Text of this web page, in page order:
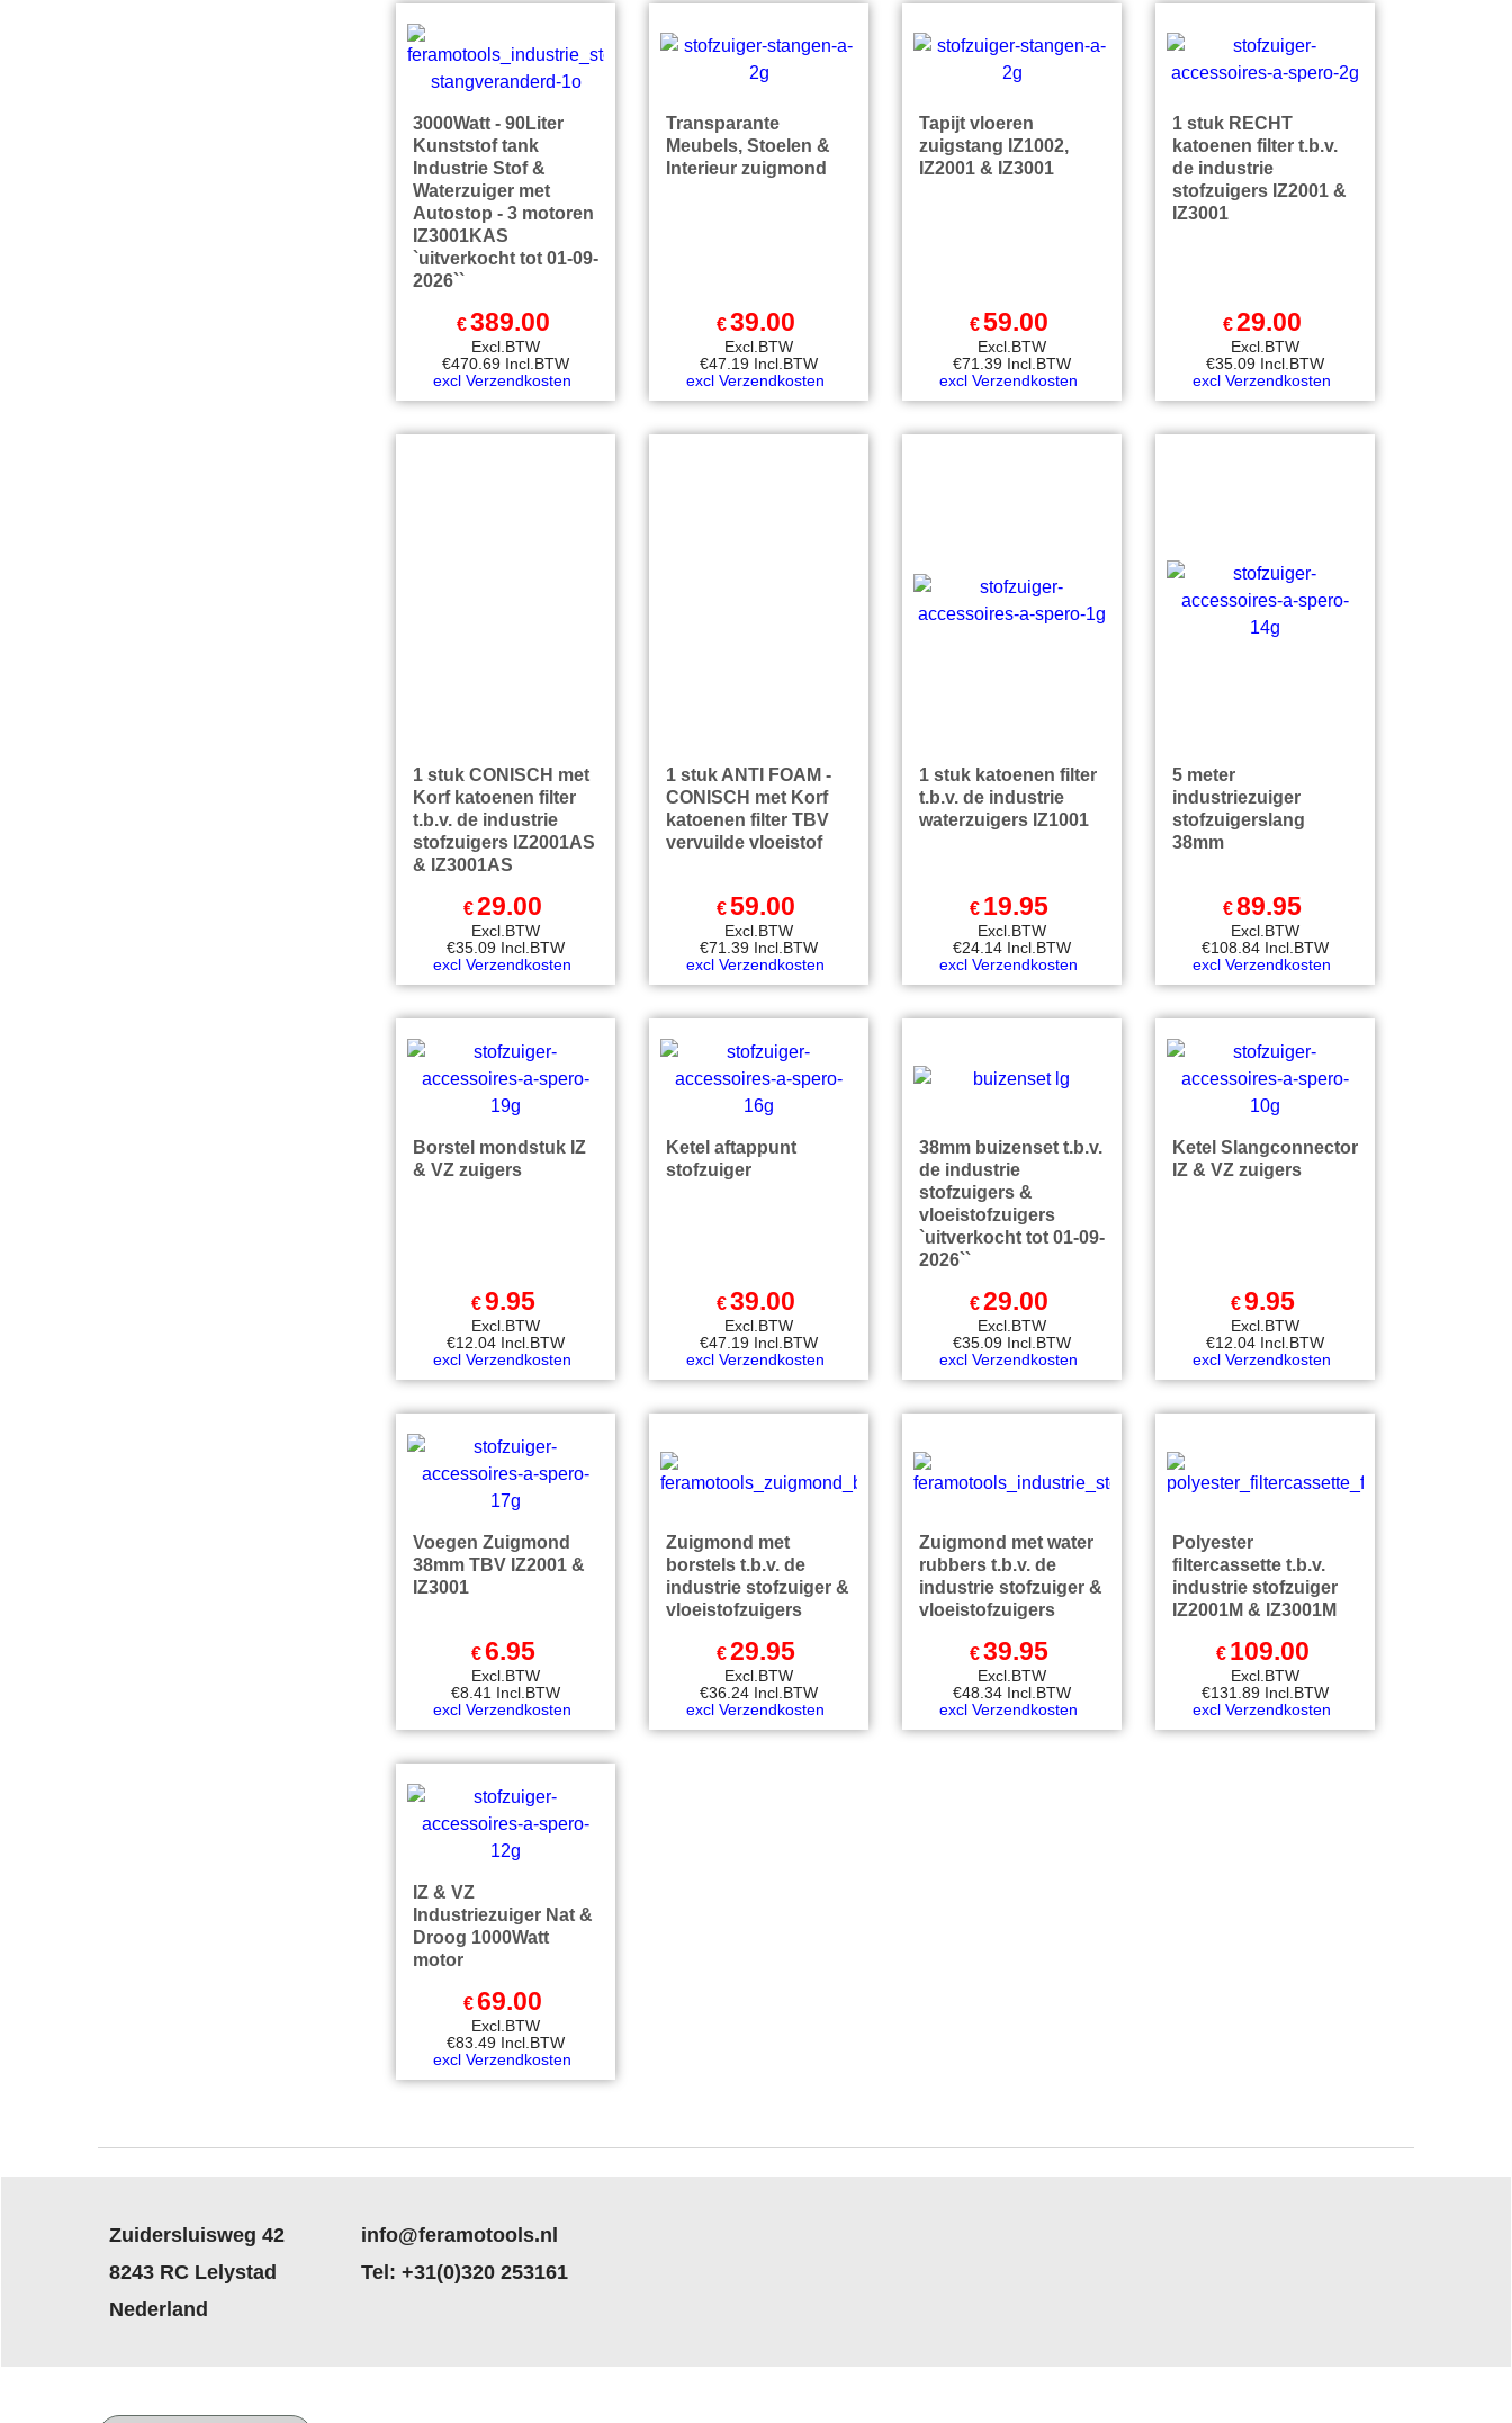
3000Watt - 90Liter
Kunststof tank
Industrie Stof &
Waterzuiger met
Autostop - 3 motoren
IZ3001KAS
`uitverkocht tot 01-09-
2026``
€389.00
Excl.BTW
€470.69 Incl.BTW
excl Verzendkosten
Transparante
Meubels, Stoelen &
Interieur zuigmond
€39.00
Excl.BTW
€47.19 Incl.BTW
excl Verzendkosten
Tapijt vloeren
zuigstang IZ1002,
IZ2001 & IZ3001
€59.00
Excl.BTW
€71.39 Incl.BTW
excl Verzendkosten
1 stuk RECHT
katoenen filter t.b.v.
de industrie
stofzuigers IZ2001 &
IZ3001
€29.00
Excl.BTW
€35.09 Incl.BTW
excl Verzendkosten
1 stuk CONISCH met
Korf katoenen filter
t.b.v. de industrie
stofzuigers IZ2001AS
& IZ3001AS
€29.00
Excl.BTW
€35.09 Incl.BTW
excl Verzendkosten
1 stuk ANTI FOAM -
CONISCH met Korf
katoenen filter TBV
vervuilde vloeistof
€59.00
Excl.BTW
€71.39 Incl.BTW
excl Verzendkosten
1 stuk katoenen filter
t.b.v. de industrie
waterzuigers IZ1001
€ 19.95
Excl.BTW
€24.14 Incl.BTW
excl Verzendkosten
5 meter
industriezuiger
stofzuigerslang
38mm
€89.95
Excl.BTW
€108.84 Incl.BTW
excl Verzendkosten
Borstel mondstuk IZ
& VZ zuigers
€9.95
Excl.BTW
€12.04 Incl.BTW
excl Verzendkosten
Ketel aftappunt
stofzuiger
€39.00
Excl.BTW
€47.19 Incl.BTW
excl Verzendkosten
38mm buizenset t.b.v.
de industrie
stofzuigers &
vloeistofzuigers
`uitverkocht tot 01-09-
2026``
€29.00
Excl.BTW
€35.09 Incl.BTW
excl Verzendkosten
Ketel Slangconnector
IZ & VZ zuigers
€9.95
Excl.BTW
€12.04 Incl.BTW
excl Verzendkosten
Voegen Zuigmond
38mm TBV IZ2001 &
IZ3001
€6.95
Excl.BTW
€8.41 Incl.BTW
excl Verzendkosten
Zuigmond met
borstels t.b.v. de
industrie stofzuiger &
vloeistofzuigers
€29.95
Excl.BTW
€36.24 Incl.BTW
excl Verzendkosten
Zuigmond met water
rubbers t.b.v. de
industrie stofzuiger &
vloeistofzuigers
€39.95
Excl.BTW
€48.34 Incl.BTW
excl Verzendkosten
Polyester
filtercassette t.b.v.
industrie stofzuiger
IZ2001M & IZ3001M
€ 109.00
Excl.BTW
€131.89 Incl.BTW
excl Verzendkosten
IZ & VZ
Industriezuiger Nat &
Droog 1000Watt
motor
€69.00
Excl.BTW
€83.49 Incl.BTW
excl Verzendkosten
Zuidersluisweg 42
8243 RC Lelystad
Nederland
info@feramotools.nl
Tel: +31(0)320 253161